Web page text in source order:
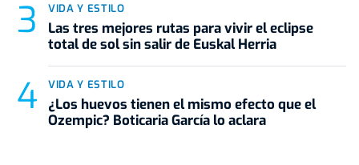
VIDA Y ESTILO
Las tres mejores rutas para vivir el eclipse
total de sol sin salir de Euskal Herria
VIDA Y ESTILO
¿Los huevos tienen el mismo efecto que el
Ozempic? Boticaria García lo aclara